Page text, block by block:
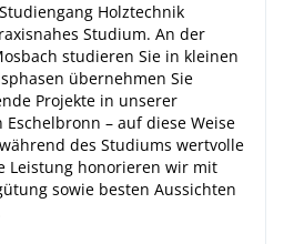
Holztechnik
Studium. An der
studieren Sie in kleinen
übernehmen Sie
Projekte in unserer
– auf diese Weise
des Studiums wertvolle
Leistung honorieren wir mit
sowie besten Aussichten